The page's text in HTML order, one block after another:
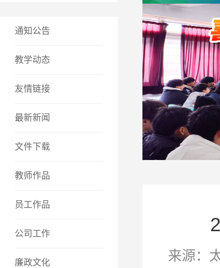
通知公告
教学动态
友情链接
最新新闻
文件下载
教师作品
员工作品
公司工作
廉政文化 来源：